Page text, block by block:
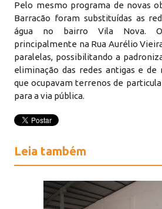
Pelo mesmo programa de novas
Barracão foram substituídas as
água no bairro Vila Nova.
principalmente na Rua Aurélio
paralelas, possibilitando a
eliminação das redes antigas e de
que ocupavam terrenos de
para a via pública.
Leia também